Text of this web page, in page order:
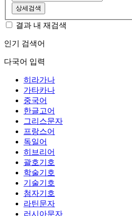
상세검색
결과 내 재검색
인기 검색어
다국어 입력
히라가나
가타카나
중국어
한글고어
그리스문자
프랑스어
독일어
히브리어
괄호기호
학술기호
기술기호
첨자기호
라틴문자
러시아문자